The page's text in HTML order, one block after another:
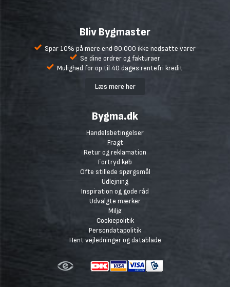
Bliv Bygmaster
Spar 10% på mere end 80.000 ikke nedsatte varer
Se dine ordrer og fakturaer
Mulighed for op til 40 dages rentefri kredit
Læs mere her
Bygma.dk
Handelsbetingelser
Fragt
Retur og reklamation
Fortryd køb
Ofte stillede spørgsmål
Udlejning
Inspiration og gode råd
Udvalgte mærker
Miljø
Cookiepolitik
Persondatapolitik
Hent vejledninger og datablade